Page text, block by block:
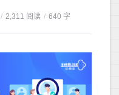
/ 2,311 阅读 / 640 字